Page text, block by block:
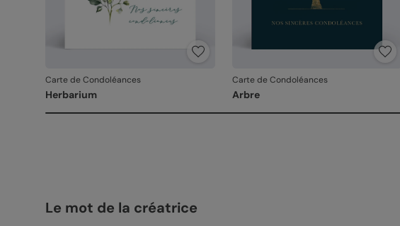
Carte de Condoléances
Herbarium
Carte de Condoléances
Arbre
Le mot de la créatrice